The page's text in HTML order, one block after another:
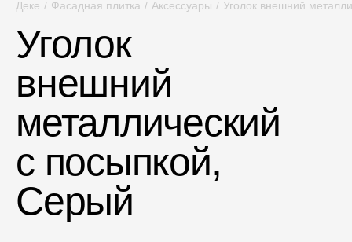
Сайдинг
Софиты
Фасадная плитка
Комплектующие для фасадов
Пленки и мембраны
Деке / Фасадная плитка / Аксессуары / Уголок внешний
Уголок
внешний
металлический
с посыпкой,
Серый